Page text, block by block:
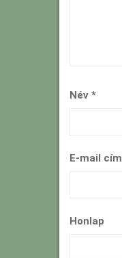
Név *
E-mail cím
Honlap